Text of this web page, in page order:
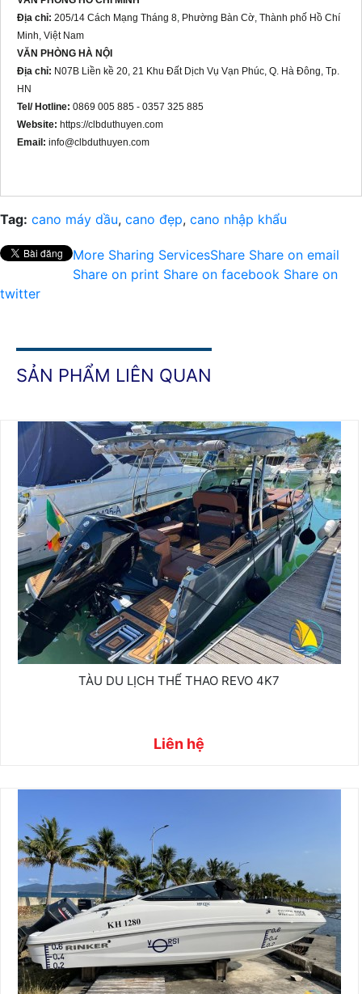
Địa chỉ: 205/14 Cách Mạng Tháng 8, Phường Bàn Cờ, Thành phố Hồ Chí
Minh, Việt Nam
VĂN PHÒNG HÀ NỘI
Địa chỉ: N07B Liền kề 20, 21 Khu Đất Dịch Vụ Vạn Phúc, Q. Hà Đông, Tp.
HN
Tel/ Hotline: 0869 005 885 - 0357 325 885
Website: https://clbduthuyen.com
Email: info@clbduthuyen.com
Tag: cano máy dầu, cano đẹp, cano nhập khẩu
More Sharing ServicesShare Share on email
Share on print Share on facebook Share on
twitter
SẢN PHẨM LIÊN QUAN
TÀU DU LỊCH THỂ THAO REVO 4K7
Liên hệ